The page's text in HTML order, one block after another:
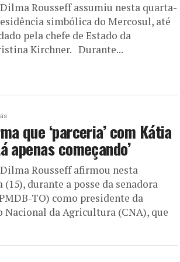
Rousseff assumiu nesta quarta-
simbólica do Mercosul, até
pela chefe de Estado da
Kirchner. Durante...
que ‘parceria’ com Kátia
apenas começando’
Rousseff afirmou nesta
durante a posse da senadora
TO) como presidente da
Nacional da Agricultura (CNA), que